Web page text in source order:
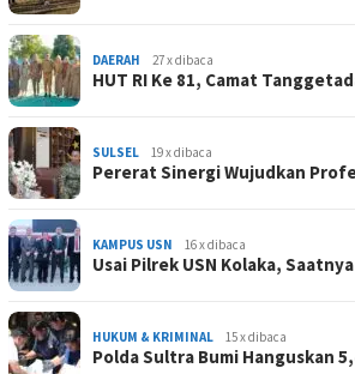
DAERAH 27 x dibaca
HUT RI Ke 81, Camat
SULSEL 19 x dibaca
Pererat Sinergi Wujudkan
KAMPUS USN 16 x dibaca
Usai Pilrek USN Kolaka,
HUKUM & KRIMINAL 15 x dibaca
Polda Sultra Bumi Hanguskan